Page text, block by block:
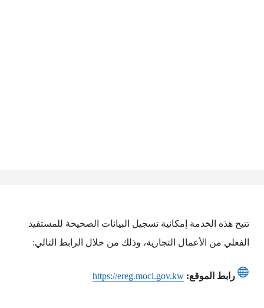
تتيح هذه الخدمة إمكانية تسجيل البيانات الصحيحة للمستفيد
الفعلي من الأعمال التجارية، وذلك من خلال الرابط التالي:
رابط الموقع: https://ereg.moci.gov.kw